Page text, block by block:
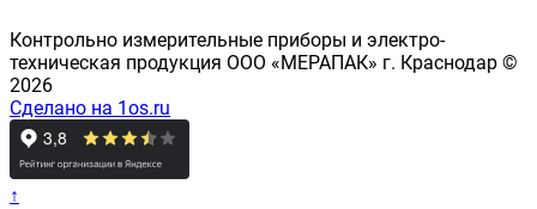
Контрольно измерительные приборы и электро-
техническая продукция ООО «МЕРАПАК» г. Краснодар ©
2026
Сделано на 1os.ru
↑